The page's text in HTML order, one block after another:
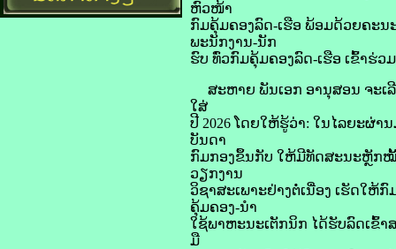
ຫົວໜ້າ
ກົມຄຸ້ມຄອງລົດ-ເຮືອ ພ້ອມດ້ວຍຄະ
ພະນັກງານ-ນັກ
ຮົບ ທົ່ວກົມຄຸ້ມຄອງລົດ-ເຮືອ ເຂົ້າຮ່ວ
ສະຫາຍ ພັນເອກ ອານຸສອນ ຈະເ
ໃສ່
ປີ 2026 ໂດຍໃຫ້ຮູ້ວ່າ: ໃນໄລຍະຜ່
ບັນດາ
ກົມກອງຂຶ້ນກັບ ໃຫ້ມີທັດສະນະຫຼັກ
ວຽກງານ
ວິຊາສະເພາະຢ່າງຕໍ່ເນື່ອງ ເຮັດໃ
ຄຸ້ມຄອງ-ນຳ
ໃຊ້ພາຫະນະເຕັກນິກ ໄດ້ຮັບລົດເຂົ້າ
ມື